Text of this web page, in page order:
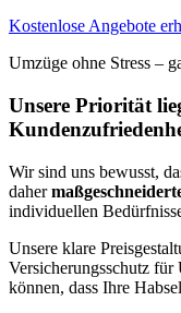
Kostenlose Angebote
Umzüge ohne Stress –
Unsere Priorität
Wir sind uns bewusst,
daher
individuellen
Unsere klare
Versicherungsschutz für
können, dass Ihre